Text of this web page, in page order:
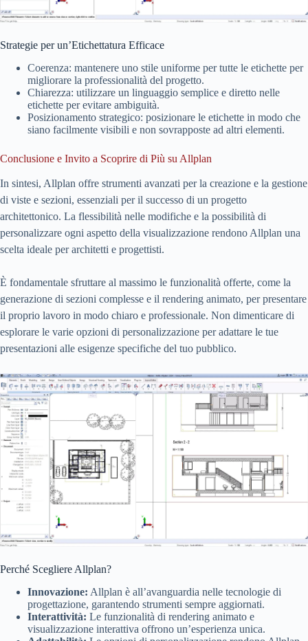
Strategie per un’Etichettatura Efficace
Coerenza: mantenere uno stile uniforme per tutte le etichette per
migliorare la professionalità del progetto.
Chiarezza: utilizzare un linguaggio semplice e diretto nelle
etichette per evitare ambiguità.
Posizionamento strategico: posizionare le etichette in modo che
siano facilmente visibili e non sovrapposte ad altri elementi.
Conclusione e Invito a Scoprire di Più su Allplan
In sintesi, Allplan offre strumenti avanzati per la creazione e la gestione
di viste e sezioni, essenziali per il successo di un progetto
architettonico. La flessibilità nelle modifiche e la possibilità di
personalizzare ogni aspetto della visualizzazione rendono Allplan una
scelta ideale per architetti e progettisti.
È fondamentale sfruttare al massimo le funzionalità offerte, come la
generazione di sezioni complesse e il rendering animato, per presentare
il proprio lavoro in modo chiaro e professionale. Non dimenticare di
esplorare le varie opzioni di personalizzazione per adattare le tue
presentazioni alle esigenze specifiche del tuo pubblico.
Perché Scegliere Allplan?
Innovazione: Allplan è all’avanguardia nelle tecnologie di
progettazione, garantendo strumenti sempre aggiornati.
Interattività: Le funzionalità di rendering animato e
visualizzazione interattiva offrono un’esperienza unica.